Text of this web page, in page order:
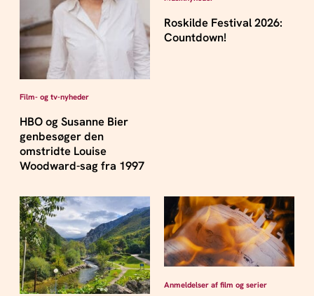
Film- og tv-nyheder
HBO og Susanne Bier
genbesøger den
omstridte Louise
Woodward-sag fra 1997
Roskilde Festival 2026:
Countdown!
Anmeldelser af film og serier